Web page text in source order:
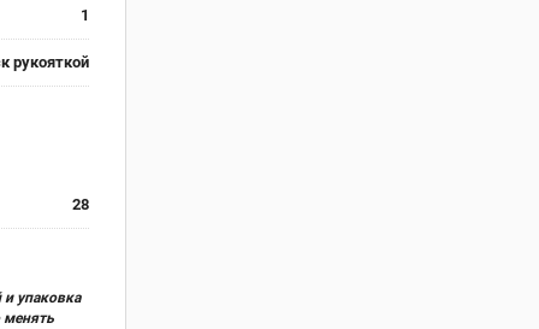
1
рукояткой
28
упаковка
менять